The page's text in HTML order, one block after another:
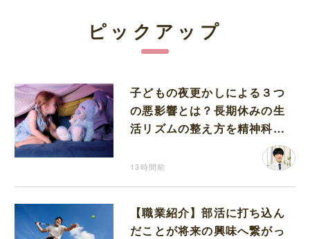
ピックアップ
子どもの夜更かしによる３つ
の悪影響とは？長期休みの生
活リズムの整え方を精神科医
13時間前
【職業紹介】部活に打ち込ん
だことが将来の興味へ繋がっ